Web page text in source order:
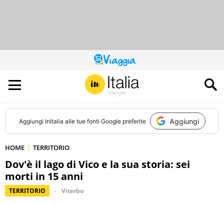
QUESTO
SITO
CONTRIBUISCE
ALL’AUDIENCE
DI
Aggiungi InItalia alle tue fonti Google preferite Aggiungi
HOME TERRITORIO
Dov'è il lago di Vico e la sua storia: sei
morti in 15 anni
TERRITORIO Viterbo